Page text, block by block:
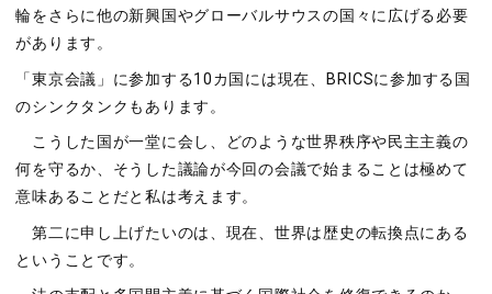
輪をさらに他の新興国やグローバルサウスの国々に広げる必要
があります。
「東京会議」に参加する10カ国には現在、BRICSに参加する国
のシンクタンクもあります。
こうした国が一堂に会し、どのような世界秩序や民主主義の
何を守るか、そうした議論が今回の会議で始まることは極めて
意味あることだと私は考えます。
第二に申し上げたいのは、現在、世界は歴史の転換点にある
ということです。